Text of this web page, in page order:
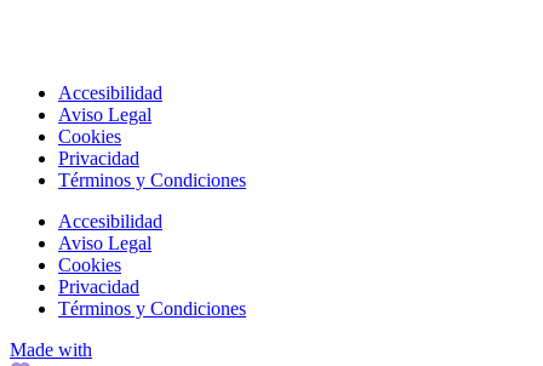
Accesibilidad
Aviso Legal
Cookies
Privacidad
Términos y Condiciones
Accesibilidad
Aviso Legal
Cookies
Privacidad
Términos y Condiciones
Made with